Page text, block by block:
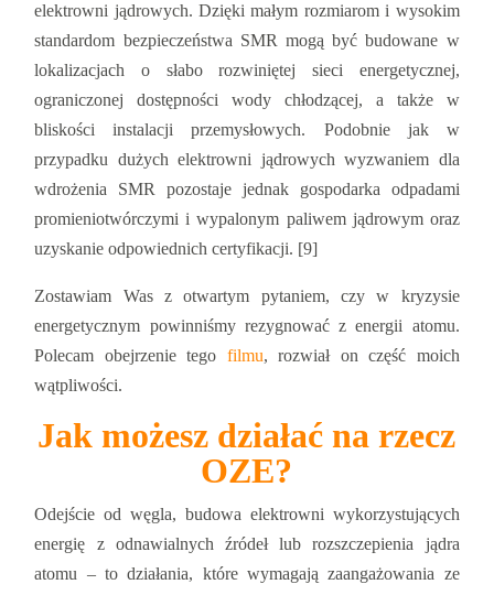
elektrowni jądrowych. Dzięki małym rozmiarom i wysokim
standardom bezpieczeństwa SMR mogą być budowane w
lokalizacjach o słabo rozwiniętej sieci energetycznej,
ograniczonej dostępności wody chłodzącej, a także w
bliskości instalacji przemysłowych. Podobnie jak w
przypadku dużych elektrowni jądrowych wyzwaniem dla
wdrożenia SMR pozostaje jednak gospodarka odpadami
promieniotwórczymi i wypalonym paliwem jądrowym oraz
uzyskanie odpowiednich certyfikacji. [9]
Zostawiam Was z otwartym pytaniem, czy w kryzysie
energetycznym powinniśmy rezygnować z energii atomu.
Polecam obejrzenie tego filmu, rozwiał on część moich
wątpliwości.
Jak możesz działać na rzecz
OZE?
Odejście od węgla, budowa elektrowni wykorzystujących
energię z odnawialnych źródeł lub rozszczepienia jądra
atomu ‒ to działania, które wymagają zaangażowania ze